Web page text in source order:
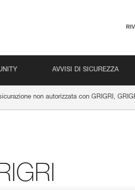
AVVISI DI SICUREZZA
non autorizzata con GRIGRI,